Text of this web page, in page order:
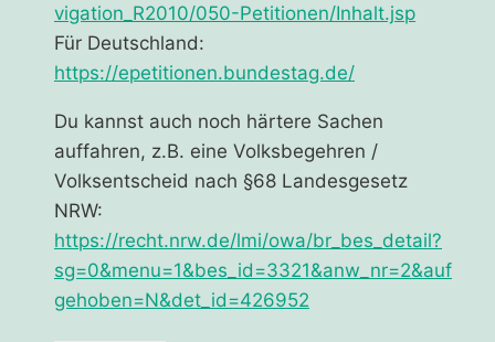
vigation_R2010/050-Petitionen/Inhalt.jsp
Für Deutschland:
https://epetitionen.bundestag.de/
Du kannst auch noch härtere Sachen
auffahren, z.B. eine Volksbegehren /
Volksentscheid nach §68 Landesgesetz
NRW:
https://recht.nrw.de/lmi/owa/br_bes_detail?
sg=0&menu=1&bes_id=3321&anw_nr=2&auf
gehoben=N&det_id=426952